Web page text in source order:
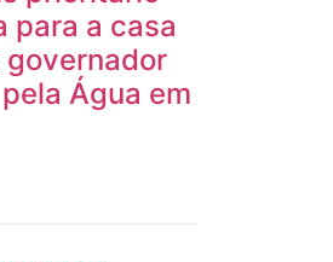
para a casa
governador
Água em